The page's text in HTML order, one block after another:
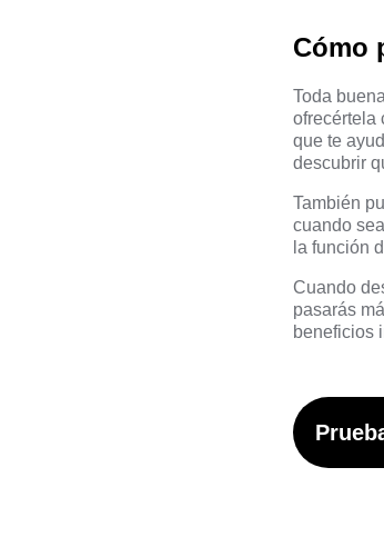
Cómo
Toda
ofrecértela
que te
descubrir
También
cuando
la función
Cuando
pasarás
beneficios